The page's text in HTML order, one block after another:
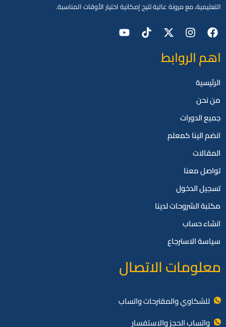
التعليمية، مع مرونة عالية تتيح إمكانية اختيار الأوقات المناسبة.
اهم الروابط
الرئيسية
من نحن
جميع الدورات
انضم الينا كمعلم
المقالات
تواصل معنا
تسجيل الدخول
مكتبة الشروحات لدينا
انشاء حساب
سياسة الاسترجاع
معلومات الاتصال
للشكاوي والمقترحات واتساب
واتساب الحجز والاستفسار